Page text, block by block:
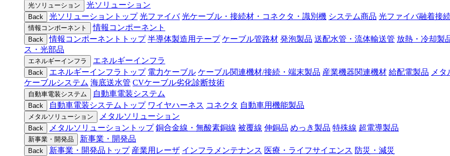
光ソリューション 光ソリューション
Back 光ソリューショントップ 光ファイバ 光ケーブル・接続材・コネクタ・識別機 システム商品 光ファイバ融着接
情報コンポーネント 情報コンポーネント
Back 情報コンポーネントトップ 半導体製造用テープ ケーブル管路材 発泡製品 送配水管・流体輸送管 放熱・冷却製
ス・光部品
エネルギーインフラ エネルギーインフラ
Back エネルギーインフラトップ 電力ケーブル ケーブル関連機材/接続・端末製品 産業機器関連機材 給配電製品 メ
ケーブルシステム 海底送水管 CVケーブル劣化診断技術
自動車電装システム 自動車電装システム
Back 自動車電装システムトップ ワイヤハーネス コネクタ 自動車用機能製品
メタルソリューション メタルソリューション
Back メタルソリューショントップ 銅合金線・無酸素銅線 被覆線 伸銅品 めっき製品 特殊線 超電導製品
新事業・開発品 新事業・開発品
Back 新事業・開発品トップ 産業用レーザ インフラメンテナンス 医療・ライフサイエンス 防災・減災